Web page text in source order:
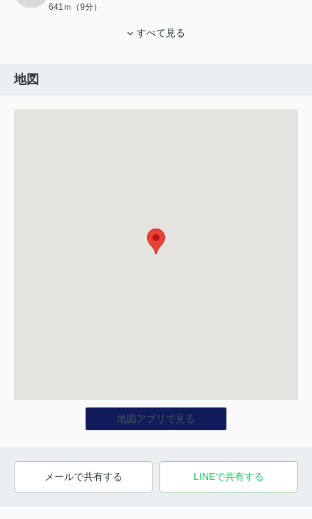
641ｍ（9分）
すべて見る
地図
地図アプリで見る
メールで共有する LINEで共有する